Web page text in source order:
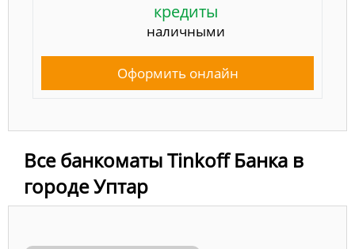
кредиты
наличными
Оформить онлайн
Все банкоматы Tinkoff Банка в
городе Уптар